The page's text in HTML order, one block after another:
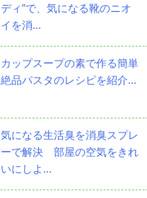
ディ”で、気になる靴のニオ
イを消...
カップスープの素で作る簡単
絶品パスタのレシピを紹介...
気になる生活臭を消臭スプレ
ーで解決 部屋の空気をきれ
いにしよ...